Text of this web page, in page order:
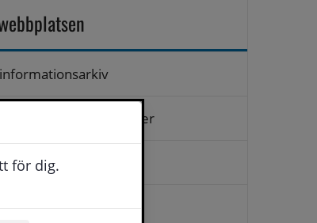
för dig.
av personuppgifter
oss
in